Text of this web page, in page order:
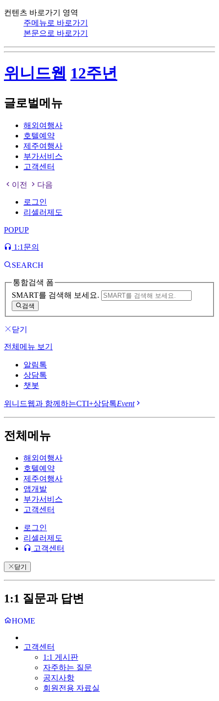
컨텐츠 바로가기 영역
주메뉴로 바로가기
본문으로 바로가기
위니드웹 12주년
글로벌메뉴
해외여행사
호텔예약
제주여행사
부가서비스
고객센터
이전 다음
로그인
리셀러제도
POPUP
1:1문의
SEARCH
통함검색 폼
SMART를 검색해 보세요.
검색
닫기
전체메뉴 보기
알림톡
상담톡
챗봇
위니드웹과 함께하는CTI+상담톡Event
전체메뉴
해외여행사
호텔예약
제주여행사
앱개발
부가서비스
고객센터
로그인
리셀러제도
고객센터
닫기
1:1 질문과 답변
HOME
고객센터
1:1 게시판
자주하는 질문
공지사항
회원전용 자료실